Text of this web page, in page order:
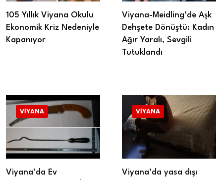
105 Yıllık Viyana Okulu
Ekonomik Kriz Nedeniyle
Kapanıyor
Viyana-Meidling’de Aşk
Dehşete Dönüştü: Kadın
Ağır Yaralı, Sevgili
Tutuklandı
VIYANA
Viyana’da Ev
VIYANA
Viyana’da yasa dışı